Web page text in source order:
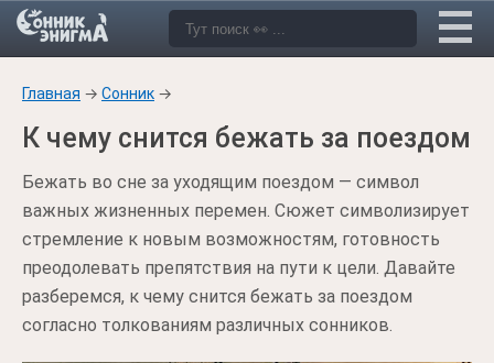
Главная → Сонник →
К чему снится бежать за поездом
Бежать во сне за уходящим поездом — символ
важных жизненных перемен. Сюжет символизирует
стремление к новым возможностям, готовность
преодолевать препятствия на пути к цели. Давайте
разберемся, к чему снится бежать за поездом
согласно толкованиям различных сонников.